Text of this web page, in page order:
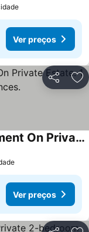
Ver preços
Partilhar
Grace Manor-secluded Apartment On Private Estate. 1 Mile From All Conveniences.
Ver preços